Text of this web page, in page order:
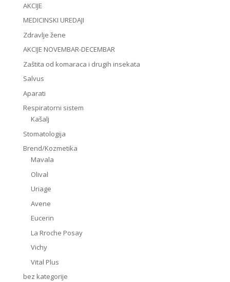
AKCIJE
MEDICINSKI UREDAJI
Zdravlje žene
AKCIJE NOVEMBAR-DECEMBAR
Zaštita od komaraca i drugih insekata
Salvus
Aparati
Respiratorni sistem
Kašalj
Stomatologija
Brend/Kozmetika
Mavala
Olival
Uriage
Avene
Eucerin
La Rroche Posay
Vichy
Vital Plus
bez kategorije